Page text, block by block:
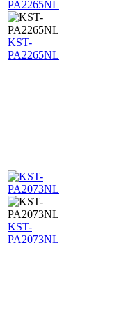
KST-
PA2265NL
KST-
PA2073NL